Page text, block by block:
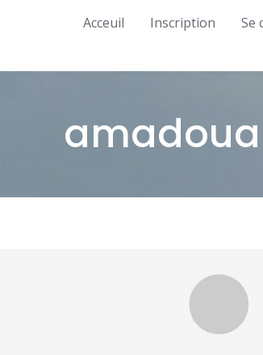
Acceuil Inscription Se